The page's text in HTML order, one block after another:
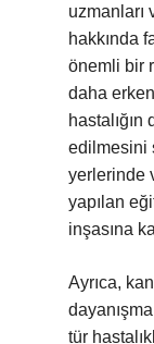
uzmanları
hakkında
önemli bir
daha
edilmesini
yerlerinde
yapılan
inşasına
Ayrıca,
tür